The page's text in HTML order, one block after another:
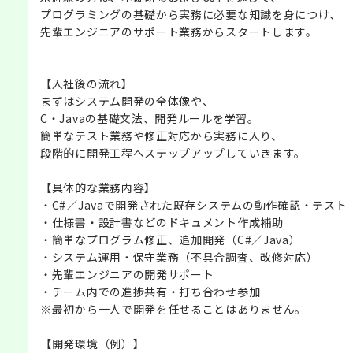
プログラミングの基礎から実務に必要な知識を身につけ、
先輩エンジニアのサポート業務からスタートします。
【入社後の流れ】
まずはシステム開発の全体像や、
C・Javaの基礎文法、開発ルールを学習。
簡単なテスト業務や修正対応から実務に入り、
段階的に開発工程へステップアップしていきます。
【具体的な業務内容】
・C#／Javaで開発された既存システムの動作確認・テスト
・仕様書・設計書などのドキュメント作成補助
・簡単なプログラム修正、追加開発（C#／Java）
・システム運用・保守業務（不具合調査、改修対応）
・先輩エンジニアの開発サポート
・チーム内での進捗共有・打ち合わせ参加
※最初から一人で開発を任せることはありません。
【開発環境（例）】